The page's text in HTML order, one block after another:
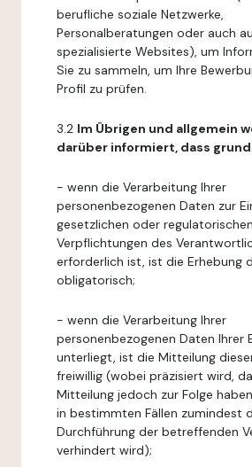
berufliche soziale Netzwerke,
Personalberatungen oder auch
spezialisierte Websites), um
Sie zu sammeln, um Ihre
Profil zu prüfen.
3.2 Im Übrigen und allgemein
darüber informiert, dass
- wenn die Verarbeitung Ihrer
personenbezogenen Daten zur
gesetzlichen oder regulatorischen
Verpflichtungen des
erforderlich ist, ist die Erhebung
obligatorisch;
- wenn die Verarbeitung Ihrer
personenbezogenen Daten Ihrer
unterliegt, ist die Mitteilung
freiwillig (wobei präzisiert wird,
Mitteilung jedoch zur Folge
in bestimmten Fällen zumindest
Durchführung der betreffenden
verhindert wird);